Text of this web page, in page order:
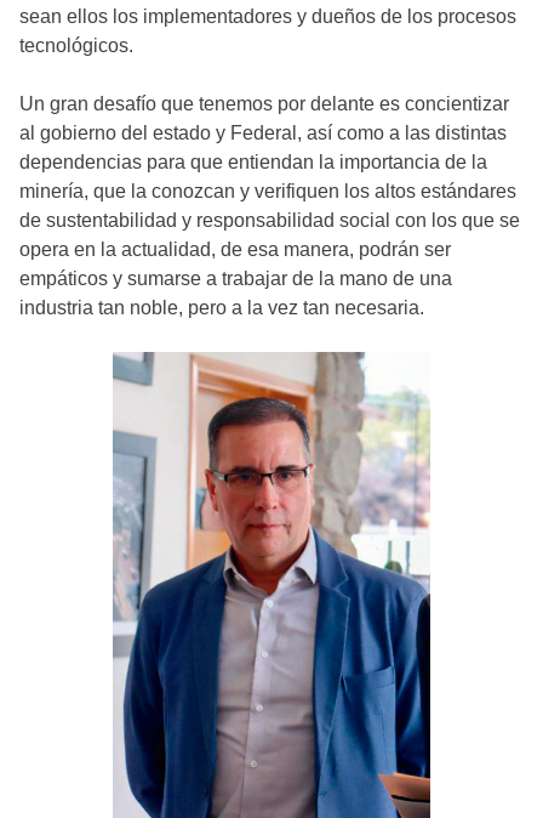
sean ellos los implementadores y dueños de los procesos
tecnológicos.
Un gran desafío que tenemos por delante es concientizar
al gobierno del estado y Federal, así como a las distintas
dependencias para que entiendan la importancia de la
minería, que la conozcan y verifiquen los altos estándares
de sustentabilidad y responsabilidad social con los que se
opera en la actualidad, de esa manera, podrán ser
empáticos y sumarse a trabajar de la mano de una
industria tan noble, pero a la vez tan necesaria.